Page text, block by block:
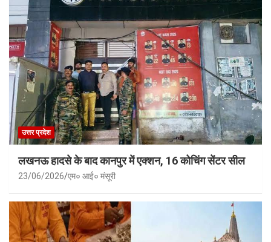
उत्तर प्रदेश
लखनऊ हादसे के बाद कानपुर में एक्शन, 16 कोचिंग सेंटर सील
23/06/2026 एम० आई० मंसूरी